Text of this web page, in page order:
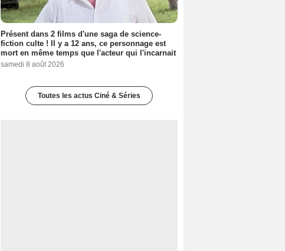
Présent dans 2 films d'une saga de science-
fiction culte ! Il y a 12 ans, ce personnage est
mort en même temps que l'acteur qui l'incarnait
samedi 8 août 2026
Toutes les actus Ciné & Séries